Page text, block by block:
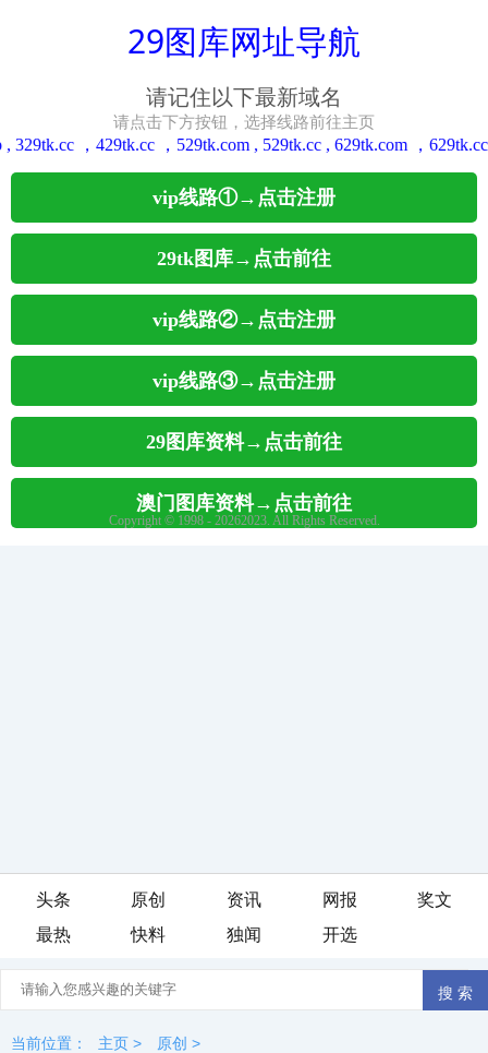
头条 原创 资讯 网报
奖文
最热
快料 独闻 开选
当前位置： 主页 > 原创 >